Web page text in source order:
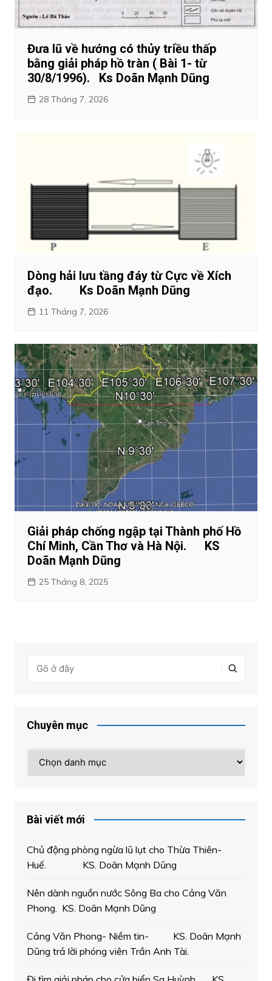
Đưa lũ về hướng có thủy triều thấp
bằng giải pháp hồ tràn ( Bài 1- từ
30/8/1996). Ks Doãn Mạnh Dũng
28 Tháng 7, 2026
Dòng hải lưu tầng đáy từ Cực về Xích
đạo. Ks Doãn Mạnh Dũng
11 Tháng 7, 2026
Giải pháp chống ngập tại Thành phố Hồ
Chí Minh, Cần Thơ và Hà Nội. KS
Doãn Mạnh Dũng
25 Tháng 8, 2025
Chuyên mục
mục
Bài viết mới
Chủ động phòng ngừa lũ lụt cho Thừa Thiên-
Huế. KS. Doãn Mạnh Dũng
Nên dành nguồn nước Sông Ba cho Cảng Văn
Phong. KS. Doãn Mạnh Dũng
Cảng Văn Phong- Niềm tin- KS. Doãn Mạnh
Dũng trả lời phóng viên Trần Anh Tài.